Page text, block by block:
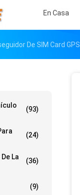
En Casa
De SIM Card GPS
(93)
(24)
La
(36)
(9)